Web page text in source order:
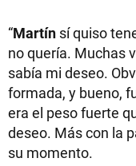
“Martín sí quiso
no quería. Muchas
sabía mi deseo.
formada, y bueno,
era el peso fuerte
deseo. Más con la
su momento.